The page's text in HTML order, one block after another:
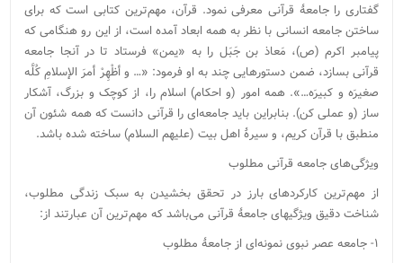
گفتاری را جامعۀ قرآنی معرفی نمود. قرآن، مهم‌ترین کتابی است که برای
ساختن جامعه انسانی با نظر به همه ابعاد‌ آمده است، از این رو هنگامی که
پیامبر اکرم (ص)، مَعاذ بن جَبَل را به «یمن» فرستاد تا در آنجا جامعه
قرآنی بسازد، ضمن دستورهایی چند به او فرمود: «… و أظْهِرْ أمرَ الإسلامِ کُلَّه
صغیرَه و کبیرَه…». همه امور (و احکام) اسلام را، از کوچک و بزرگ، آشکار
ساز (و عملی کن). بنابراین باید جامعه‌ای را قرآنی دانست که همه شئون آن
منطبق با قرآن کریم، و سیرۀ اهل بیت (علیهم السلام) ساخته شده باشد.
ویژگی‌های جامعه قرآنی مطلوب
از مهم‌ترین کارکردهای بارز در تحقق بخشیدن به سبک زندگی مطلوب،
شناخت دقیق ویژگیهای جامعۀ قرآنی می‌باشد که مهم‌ترین آن عبارتند از:
۱- جامعه عصر نبوی نمونه‌ای از جامعۀ مطلوب